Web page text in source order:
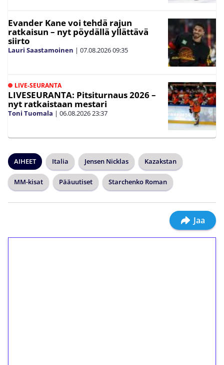
Evander Kane voi tehdä rajun
ratkaisun – nyt pöydällä yllättävä
siirto
Lauri Saastamoinen | 07.08.202609:35
LIVE-SEURANTA
LIVESEURANTA: Pitsiturnaus 2026 –
nyt ratkaistaan mestari
Toni Tuomala | 06.08.2026 23:37
AIHEET Italia Jensen Nicklas Kazakstan
MM-kisat Pääuutiset Starchenko Roman
Jaa